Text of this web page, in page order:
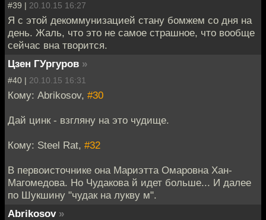
#39 | 20.10.15 16:27
Я с этой декоммунизацией стану бомжем со дня на
день. Жаль, что это не самое страшное, что вообще
сейчас вна творится.
Цзен ГУргуров »
#40 | 20.10.15 16:31
Кому: Abrikosov, #30
Дай цинк - взгляну на это чудище.
Кому: Steel Rat, #32
В первоисточнике она Мариэтта Омаровна Хан-
Магомедова. Но Чудакова й идет больше... И далее
по Шукшину "чудак на лукву м".
Abrikosov »